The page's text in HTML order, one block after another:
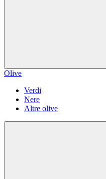
Olive
Verdi
Nere
Altre olive